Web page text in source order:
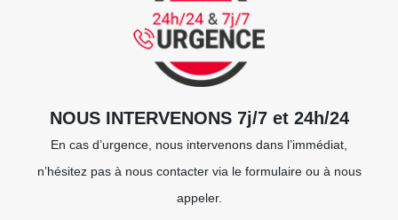
NOUS INTERVENONS 7j/7 et 24h/24
En cas d’urgence, nous intervenons dans l’immédiat,
n’hésitez pas à nous contacter via le formulaire ou à nous
appeler.